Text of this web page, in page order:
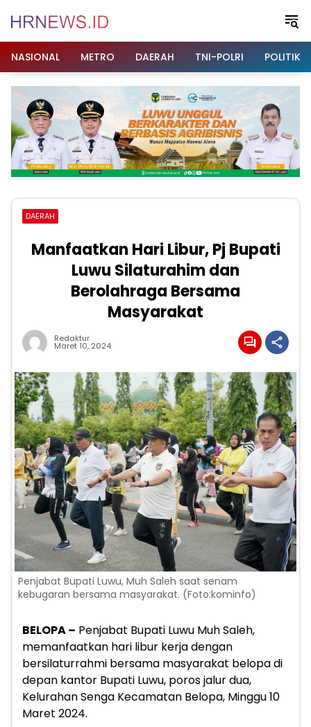
NASIONAL
METRO DAERAH TNI-POLRI POLITIK
DAERAH
Manfaatkan Hari Libur, Pj Bupati
Luwu Silaturahim dan
Berolahraga Bersama
Masyarakat
Redaktur
Maret 10, 2024
Penjabat Bupati Luwu, Muh Saleh saat senam
kebugaran bersama masyarakat. (Foto:kominfo)
BELOPA – Penjabat Bupati Luwu Muh Saleh,
memanfaatkan hari libur kerja dengan
bersilaturrahmi bersama masyarakat belopa di
depan kantor Bupati Luwu, poros jalur dua,
Kelurahan Senga Kecamatan Belopa, Minggu 10
Maret 2024.